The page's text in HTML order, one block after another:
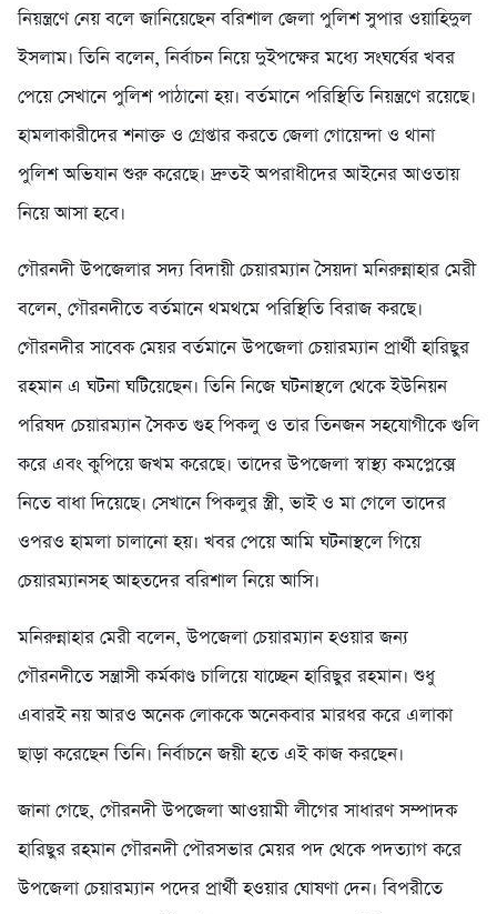
নিয়ন্ত্রণে নেয় বলে জানিয়েছেন বরিশাল জেলা পুলিশ সুপার ওয়াহিদুল
ইসলাম। তিনি বলেন, নির্বাচন নিয়ে দুইপক্ষের মধ্যে সংঘর্ষের খবর
পেয়ে সেখানে পুলিশ পাঠানো হয়। বর্তমানে পরিস্থিতি নিয়ন্ত্রণে রয়েছে।
হামলাকারীদের শনাক্ত ও গ্রেপ্তার করতে জেলা গোয়েন্দা ও থানা
পুলিশ অভিযান শুরু করেছে। দ্রুতই অপরাধীদের আইনের আওতায়
নিয়ে আসা হবে।
গৌরনদী উপজেলার সদ্য বিদায়ী চেয়ারম্যান সৈয়দা মনিরুন্নাহার মেরী
বলেন, গৌরনদীতে বর্তমানে থমথমে পরিস্থিতি বিরাজ করছে।
গৌরনদীর সাবেক মেয়র বর্তমানে উপজেলা চেয়ারম্যান প্রার্থী হারিছুর
রহমান এ ঘটনা ঘটিয়েছেন। তিনি নিজে ঘটনাস্থলে থেকে ইউনিয়ন
পরিষদ চেয়ারম্যান সৈকত গুহ পিকলু ও তার তিনজন সহযোগীকে গুলি
করে এবং কুপিয়ে জখম করেছে। তাদের উপজেলা স্বাস্থ্য কমপ্লেক্সে
নিতে বাধা দিয়েছে। সেখানে পিকলুর স্ত্রী, ভাই ও মা গেলে তাদের
ওপরও হামলা চালানো হয়। খবর পেয়ে আমি ঘটনাস্থলে গিয়ে
চেয়ারম্যানসহ আহতদের বরিশাল নিয়ে আসি।
মনিরুন্নাহার মেরী বলেন, উপজেলা চেয়ারম্যান হওয়ার জন্য
গৌরনদীতে সন্ত্রাসী কর্মকাণ্ড চালিয়ে যাচ্ছেন হারিছুর রহমান। শুধু
এবারই নয় আরও অনেক লোককে অনেকবার মারধর করে এলাকা
ছাড়া করেছেন তিনি। নির্বাচনে জয়ী হতে এই কাজ করছেন।
জানা গেছে, গৌরনদী উপজেলা আওয়ামী লীগের সাধারণ সম্পাদক
হারিছুর রহমান গৌরনদী পৌরসভার মেয়র পদ থেকে পদত্যাগ করে
উপজেলা চেয়ারম্যান পদের প্রার্থী হওয়ার ঘোষণা দেন। বিপরীতে